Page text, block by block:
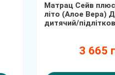
Матрац Сейв
літо (Алое Вера)
дитячий/
3 665